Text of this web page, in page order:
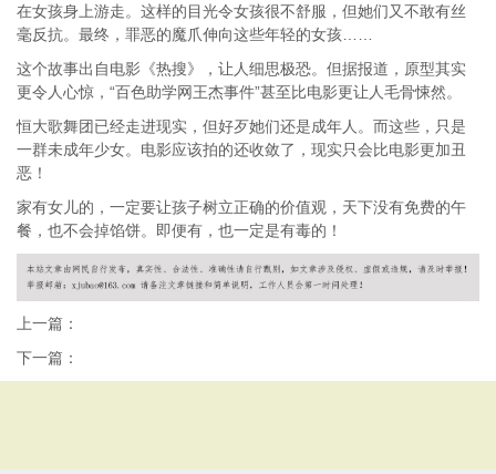
在女孩身上游走。这样的目光令女孩很不舒服，但她们又不敢有丝
毫反抗。最终，罪恶的魔爪伸向这些年轻的女孩……
这个故事出自电影《热搜》，让人细思极恐。但据报道，原型其实
更令人心惊，“百色助学网王杰事件”甚至比电影更让人毛骨悚然。
恒大歌舞团已经走进现实，但好歹她们还是成年人。而这些，只是
一群未成年少女。电影应该拍的还收敛了，现实只会比电影更加丑
恶！
家有女儿的，一定要让孩子树立正确的价值观，天下没有免费的午
餐，也不会掉馅饼。即便有，也一定是有毒的！
上一篇：
下一篇：